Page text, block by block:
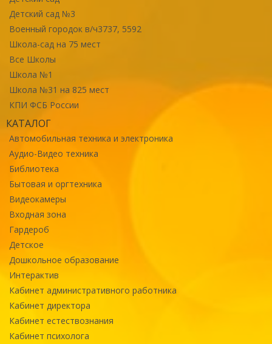
Детский сад №3
Военный городок в/ч3737, 5592
Школа-сад на 75 мест
Все Школы
Школа №1
Школа №31 на 825 мест
КПИ ФСБ России
КАТАЛОГ
Автомобильная техника и электроника
Аудио-Видео техника
Библиотека
Бытовая и оргтехника
Видеокамеры
Входная зона
Гардероб
Детское
Дошкольное образование
Интерактив
Кабинет административного работника
Кабинет директора
Кабинет естествознания
Кабинет психолога